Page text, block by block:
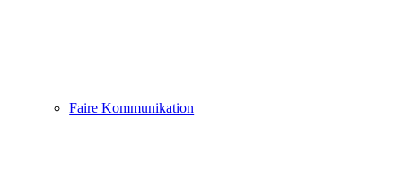
Faire Kommunikation